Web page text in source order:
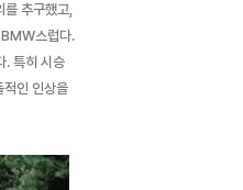
를 추구했고,
BMW스럽다.
. 특히 시승
적인 인상을